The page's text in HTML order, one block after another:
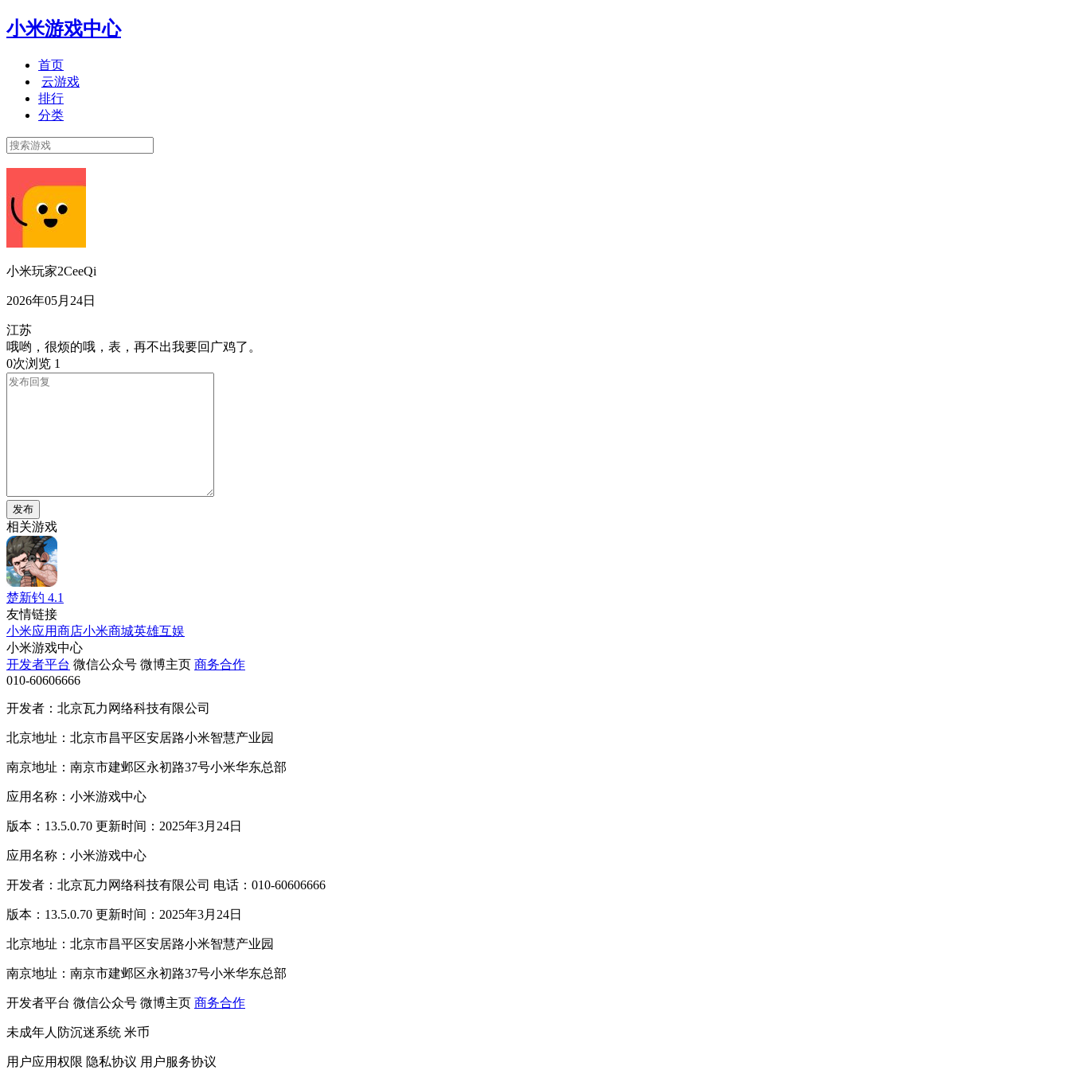
小米游戏中心
首页
云游戏
排行
分类
小米玩家2CeeQi
2026年05月24日
江苏
哦哟，很烦的哦，表，再不出我要回广鸡了。
0次浏览 1
发布
相关游戏
楚新钓 4.1
友情链接
小米应用商店小米商城英雄互娱
小米游戏中心
开发者平台 微信公众号 微博主页 商务合作
010-60606666
开发者：北京瓦力网络科技有限公司
北京地址：北京市昌平区安居路小米智慧产业园
南京地址：南京市建邺区永初路37号小米华东总部
应用名称：小米游戏中心
版本：13.5.0.70 更新时间：2025年3月24日
应用名称：小米游戏中心
开发者：北京瓦力网络科技有限公司 电话：010-60606666
版本：13.5.0.70 更新时间：2025年3月24日
北京地址：北京市昌平区安居路小米智慧产业园
南京地址：南京市建邺区永初路37号小米华东总部
开发者平台 微信公众号 微博主页 商务合作
未成年人防沉迷系统 米币
用户应用权限 隐私协议 用户服务协议